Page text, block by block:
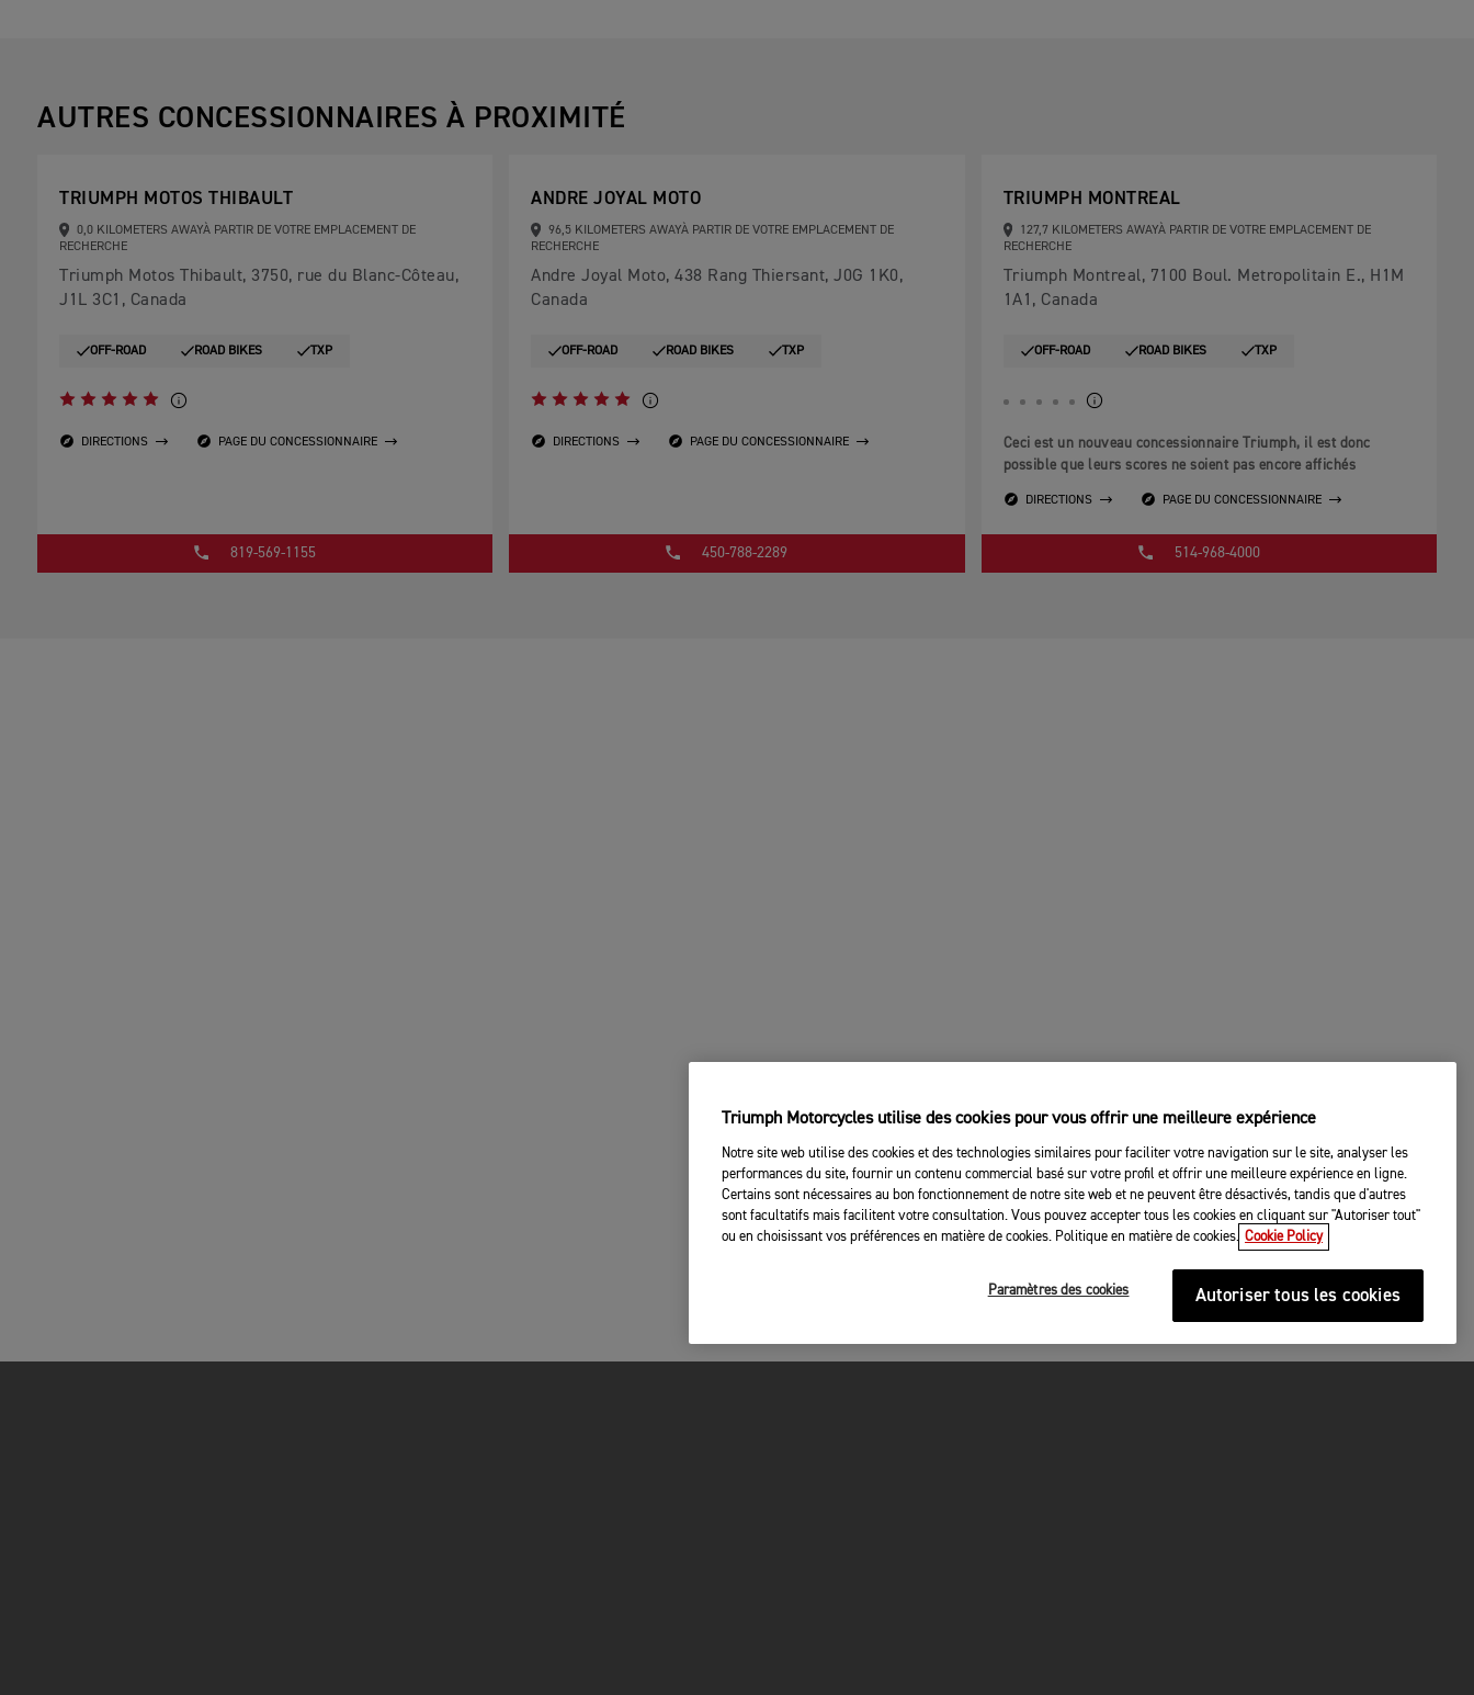
AUTRES CONCESSIONNAIRES À PROXIMITÉ
TRIUMPH MOTOS THIBAULT
0,0 KILOMETERS AWAYÀ PARTIR DE VOTRE EMPLACEMENT DE
RECHERCHE
Triumph Motos Thibault, 3750, rue du Blanc-Côteau,
J1L 3C1, Canada
OFF-ROAD ROAD BIKES TXP
DIRECTIONS PAGE DU CONCESSIONNAIRE
819-569-1155
ANDRE JOYAL MOTO
96,5 KILOMETERS AWAYÀ PARTIR DE VOTRE EMPLACEMENT DE
RECHERCHE
Andre Joyal Moto, 438 Rang Thiersant, J0G 1K0,
Canada
OFF-ROAD ROAD BIKES TXP
DIRECTIONS PAGE DU CONCESSIONNAIRE
450-788-2289
TRIUMPH MONTREAL
127,7 KILOMETERS AWAYÀ PARTIR DE VOTRE EMPLACEMENT DE
RECHERCHE
Triumph Montreal, 7100 Boul. Metropolitain E., H1M
1A1, Canada
OFF-ROAD ROAD BIKES TXP
Ceci est un nouveau concessionnaire Triumph, il est donc
possible que leurs scores ne soient pas encore affichés
DIRECTIONS PAGE DU CONCESSIONNAIRE
514-968-4000
Triumph Motorcycles utilise des cookies pour vous offrir une meilleure expérience
Notre site web utilise des cookies et des technologies similaires pour faciliter votre navigation sur le site, analyser les
performances du site, fournir un contenu commercial basé sur votre profil et offrir une meilleure expérience en ligne.
Certains sont nécessaires au bon fonctionnement de notre site web et ne peuvent être désactivés, tandis que d'autres
sont facultatifs mais facilitent votre consultation. Vous pouvez accepter tous les cookies en cliquant sur "Autoriser tout"
ou en choisissant vos préférences en matière de cookies. Politique en matière de cookies. Cookie Policy
Paramètres des cookies Autoriser tous les cookies